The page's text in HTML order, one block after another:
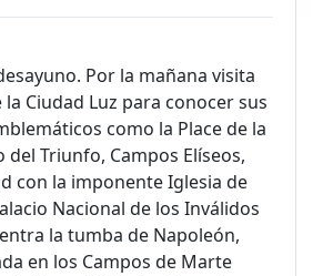
Por la mañana visita
Ciudad Luz para conocer sus
como la Place de la
del Triunfo, Campos Elíseos,
con la imponente Iglesia de
Nacional de los Inválidos
la tumba de Napoleón,
en los Campos de Marte